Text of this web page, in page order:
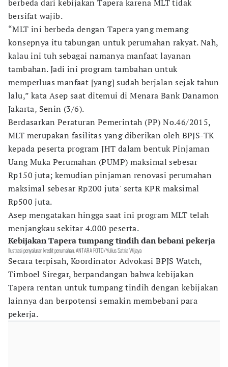
berbeda dari kebijakan Tapera karena MLT tidak
bersifat wajib.
“MLT ini berbeda dengan Tapera yang memang
konsepnya itu tabungan untuk perumahan rakyat. Nah,
kalau ini tuh sebagai namanya manfaat layanan
tambahan. Jadi ini program tambahan untuk
memperluas manfaat [yang] sudah berjalan sejak tahun
lalu,” kata Asep saat ditemui di Menara Bank Danamon
Jakarta, Senin (3/6).
Berdasarkan Peraturan Pemerintah (PP) No.46/2015,
MLT merupakan fasilitas yang diberikan oleh BPJS-TK
kepada peserta program JHT dalam bentuk Pinjaman
Uang Muka Perumahan (PUMP) maksimal sebesar
Rp150 juta; kemudian pinjaman renovasi perumahan
maksimal sebesar Rp200 juta' serta KPR maksimal
Rp500 juta.
Asep mengatakan hingga saat ini program MLT telah
menjangkau sekitar 4.000 peserta.
Kebijakan Tapera tumpang tindih dan bebani pekerja
Ilustrasi penyaluran kredit perumahan. ANTARA FOTO/Yulius Satria Wijaya
Secara terpisah, Koordinator Advokasi BPJS Watch,
Timboel Siregar, berpandangan bahwa kebijakan
Tapera rentan untuk tumpang tindih dengan kebijakan
lainnya dan berpotensi semakin membebani para
pekerja.